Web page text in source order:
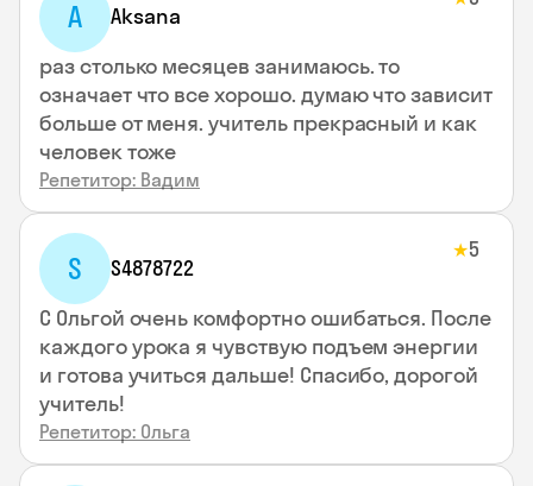
A Aksana
раз столько месяцев занимаюсь. то
означает что все хорошо. думаю что зависит
больше от меня. учитель прекрасный и как
человек тоже
Репетитор: Вадим
S S4878722
★5
С Ольгой очень комфортно ошибаться. После
каждого урока я чувствую подъем энергии
и готова учиться дальше! Спасибо, дорогой
учитель!
Репетитор: Ольга